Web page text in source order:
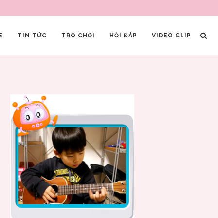
TIN TỨC TRÒ CHƠI HỎI ĐÁP VIDEO CLIP